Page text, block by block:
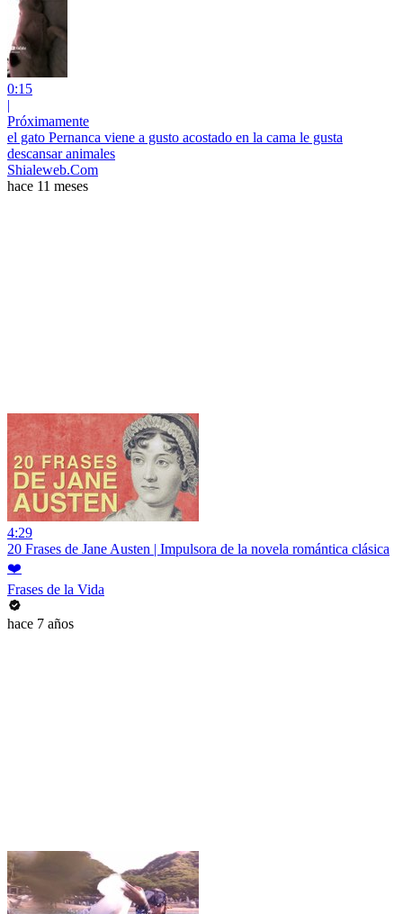
0:15
|
Próximamente
el gato Pernanca viene a gusto acostado en la cama le gusta
descansar animales
Shialeweb.Com
hace 11 meses
4:29
20 Frases de Jane Austen | Impulsora de la novela romántica clásica
❤️
Frases de la Vida
hace 7 años